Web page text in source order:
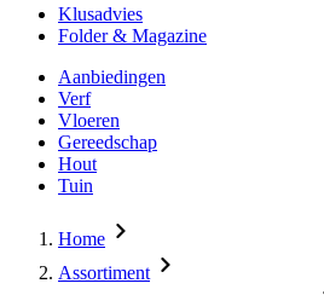
Klusadvies
Folder & Magazine
Aanbiedingen
Verf
Vloeren
Gereedschap
Hout
Tuin
Home
Assortiment